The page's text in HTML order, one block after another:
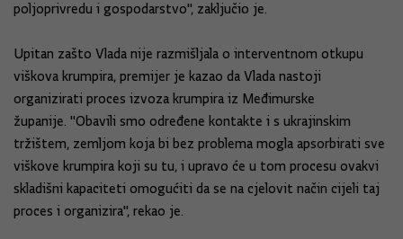
poljoprivredu i gospodarstvo", zaključio je.
Upitan zašto Vlada nije razmišljala o interventnom otkupu
viškova krumpira, premijer je kazao da Vlada nastoji
organizirati proces izvoza krumpira iz Međimurske
županije. "Obavili smo određene kontakte i s ukrajinskim
tržištem, zemljom koja bi bez problema mogla apsorbirati sve
viškove krumpira koji su tu, i upravo će u tom procesu ovakvi
skladišni kapaciteti omogućiti da se na cjelovit način cijeli taj
proces i organizira", rekao je.